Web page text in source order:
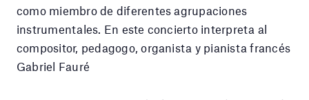
como miembro de diferentes agrupaciones
instrumentales. En este concierto interpreta al
compositor, pedagogo, organista y pianista francés
Gabriel Fauré